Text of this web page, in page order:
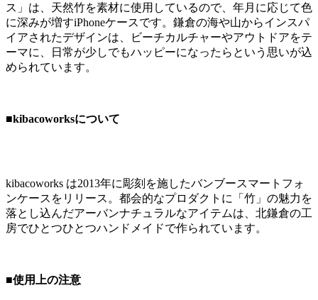
ス」は、天然竹を素材に使用しているので、年月に応じて色
に深みが増すiPhoneケースです。鎌倉の海や山からインスパ
イアされたデザインは、ビーチカルチャーやアウトドアをテ
ーマに、日常が少しでもハッピーになったらという思いが込
められています。
■kibacoworksについて
kibacoworks は2013年に彫刻を施したバンブースマートフォ
ンケースをリリース。都会的なプロダクトに「竹」の魅力を
落とし込んだアーバンナチュラルなアイテムは、北鎌倉の工
房でひとつひとつハンドメイドで作られています。
■使用上の注意